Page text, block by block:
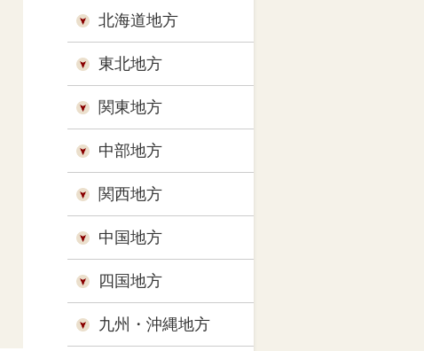
北海道地方
東北地方
関東地方
中部地方
関西地方
中国地方
四国地方
九州・沖縄地方